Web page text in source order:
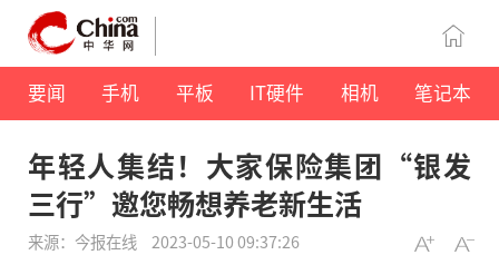
要闻 手机 平板 IT硬件 相机 笔记本
年轻人集结！大家保险集团“银发
三行”邀您畅想养老新生活
来源：今报在线 2023-05-10 09:37:26